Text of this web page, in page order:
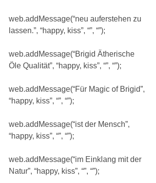
web.addMessage(“neu auferstehen zu
lassen.”, “happy, kiss”, “”, “”);
web.addMessage(“Brigid Ätherische
Öle Qualität”, “happy, kiss”, “”, “”);
web.addMessage(“Für Magic of Brigid”,
“happy, kiss”, “”, “”);
web.addMessage(“ist der Mensch”,
“happy, kiss”, “”, “”);
web.addMessage(“im Einklang mit der
Natur”, “happy, kiss”, “”, “”);